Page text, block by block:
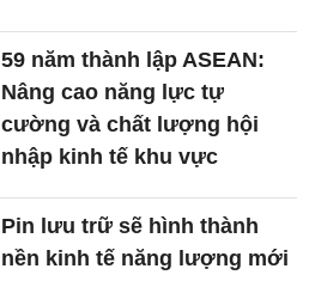
59 năm thành lập ASEAN:
Nâng cao năng lực tự
cường và chất lượng hội
nhập kinh tế khu vực
Pin lưu trữ sẽ hình thành
nền kinh tế năng lượng mới